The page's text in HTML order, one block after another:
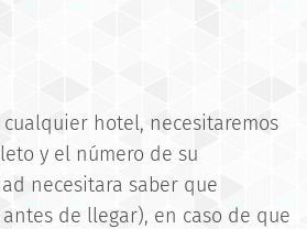
cualquier hotel, necesitaremos
y el número de su
necesitara saber que
de llegar), en caso de que